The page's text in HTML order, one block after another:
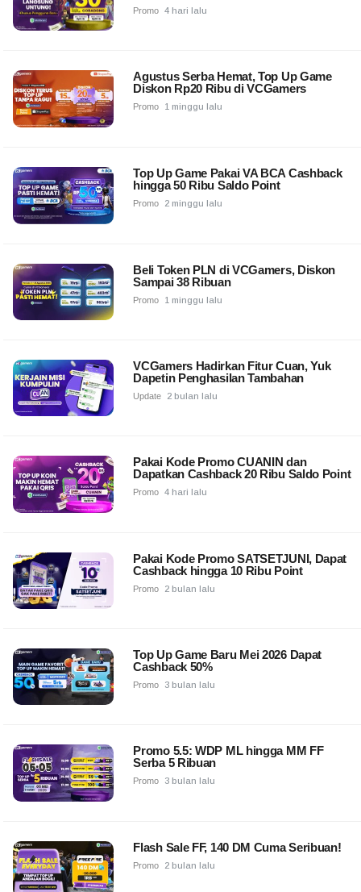
Promo 4 hari lalu
Agustus Serba Hemat, Top Up Game
Diskon Rp20 Ribu di VCGamers
Promo 1 minggu lalu
Top Up Game Pakai VA BCA Cashback
hingga 50 Ribu Saldo Point
Promo 2 minggu lalu
Beli Token PLN di VCGamers, Diskon
Sampai 38 Ribuan
Promo 1 minggu lalu
VCGamers Hadirkan Fitur Cuan, Yuk
Dapetin Penghasilan Tambahan
Update 2 bulan lalu
Pakai Kode Promo CUANIN dan
Dapatkan Cashback 20 Ribu Saldo Point
Promo 4 hari lalu
Pakai Kode Promo SATSETJUNI, Dapat
Cashback hingga 10 Ribu Point
Promo 2 bulan lalu
Top Up Game Baru Mei 2026 Dapat
Cashback 50%
Promo 3 bulan lalu
Promo 5.5: WDP ML hingga MM FF
Serba 5 Ribuan
Promo 3 bulan lalu
Flash Sale FF, 140 DM Cuma Seribuan!
Promo 2 bulan lalu